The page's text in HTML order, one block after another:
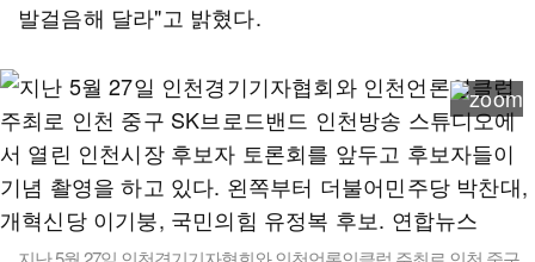
발걸음해 달라"고 밝혔다.